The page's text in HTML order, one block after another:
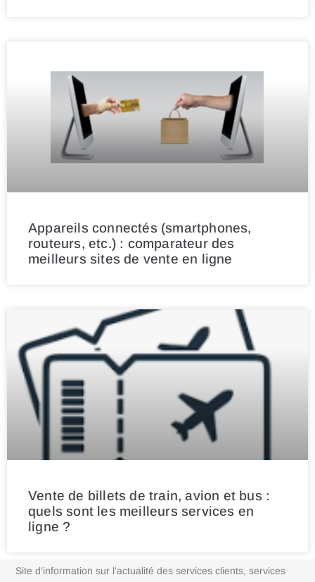
Appareils connectés (smartphones,
routeurs, etc.) : comparateur des
meilleurs sites de vente en ligne
Vente de billets de train, avion et bus :
quels sont les meilleurs services en
ligne ?
Site d’information sur l’actualité des services clients, services